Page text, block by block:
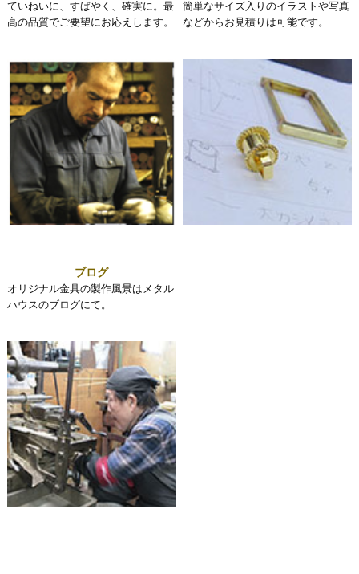
ていねいに、すばやく、確実に。最
高の品質でご要望にお応えします。
簡単なサイズ入りのイラストや写真
などからお見積りは可能です。
ブログ
オリジナル金具の製作風景はメタル
ハウスのブログにて。